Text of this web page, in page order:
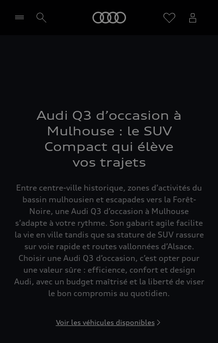
Audi Q3 d’occasion à
Mulhouse : le SUV
Compact qui élève
vos trajets
Entre centre-ville historique, zones d’activités du
bassin mulhousien et escapades vers la Forêt-
Noire, une Audi Q3 d’occasion à Mulhouse
s’adapte à votre rythme. Son gabarit agile facilite
la vie en ville tandis que sa stature de SUV rassure
sur voie rapide et routes vallonnées d’Alsace.
Choisir une Audi Q3 d’occasion, c’est opter pour
une valeur sûre : efficience, confort et design
Audi, avec un budget maîtrisé et la liberté de viser
le bon compromis au quotidien.
Voir les véhicules disponibles